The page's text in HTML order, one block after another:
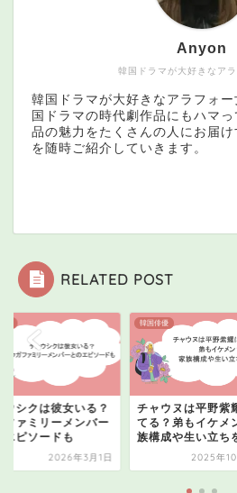
韓国ドラマが大好きなア
Anyon
韓国ドラマが大好きなアラフォ
国ドラマの時代劇作品にもハマ
品の魅力をたくさんの人にお届
を随時ご紹介していきます。
RELATED POST
ウシクは彼女いる？
ファミリーメンバー
エピソードも
2026年3月1日
韓国俳優
チャウヌは平野紫
てる？弟もイケメ
族構成や生い立ち
2025年